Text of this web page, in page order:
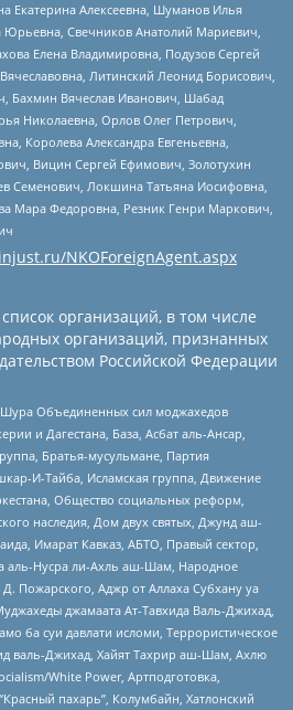
Екатерина Алексеевна, Шуманов Илья
Юрьевна, Свечников Анатолий Мариевич,
Елена Владимировна, Подузов Сергей
Литинский Леонид Борисович,
Бахмин Вячеслав Иванович, Шабад
Николаевна, Орлов Олег Петрович,
Королева Александра Евгеньевна,
Вицин Сергей Ефимович, Золотухин
Семенович, Локшина Татьяна Иосифовна,
Мара Федоровна, Резник Генри Маркович,
NKOForeignAgent.aspx
организаций, в том числе
организаций, признанных
Российской Федерации
Объединенных сил моджахедов
и Дагестана, База, Асбат аль-Ансар,
Братья-мусульмане, Партия
И-Тайба, Исламская группа, Движение
Общество социальных реформ,
наследия, Дом двух святых, Джунд аш-
Имарат Кавказ, АБТО, Правый сектор,
аль-Нусра ли-Ахль аш-Шам, Народное
Пожарского, Аджр от Аллаха Субхану уа
джамаата Ат-Тавхида Валь-Джихад,
ба суи давлати исломи, Террористическое
валь-Джихад, Хайят Тахрир аш-Шам, Ахлю
White Power, Артподготовка,
пахарь”, Колумбайн, Хатлонский